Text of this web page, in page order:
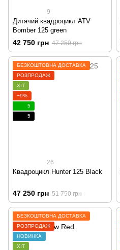
9
Дитячий квадроцикл ATV
Bomber 125 green
42 750 грн 47 250 грн
БЕЗКОШТОВНА ДОСТАВКА
РОЗПРОДАЖ
ХІТ
−9%
5
5
26
Квадроцикл Hunter 125 Black
47 250 грн 51 750 грн
БЕЗКОШТОВНА ДОСТАВКА
РОЗПРОДАЖ
НОВИНКА
ХІТ